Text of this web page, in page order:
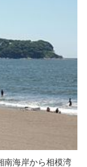
南海岸から相模湾